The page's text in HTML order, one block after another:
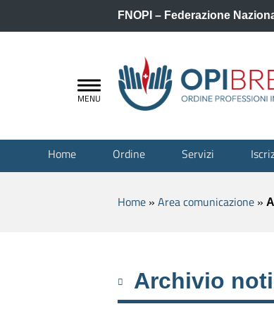
FNOPI – Federazione
Home Ordine Servizi
Home » Area comunicazione »
Archivio